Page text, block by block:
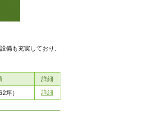
備も充実しており、
詳細
坪） 詳細